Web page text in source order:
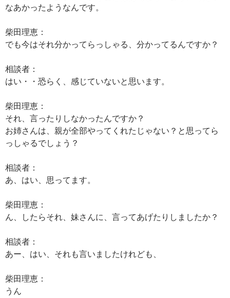
なあかったようなんです。
柴田理恵：
でも今はそれ分かってらっしゃる、分かってるんですか？
相談者：
はい・・恐らく、感じていないと思います。
柴田理恵：
それ、言ったりしなかったんですか？
お姉さんは、親が全部やってくれたじゃない？と思ってら
っしゃるでしょう？
相談者：
あ、はい、思ってます。
柴田理恵：
ん、したらそれ、妹さんに、言ってあげたりしましたか？
相談者：
あー、はい、それも言いましたけれども、
柴田理恵：
うん